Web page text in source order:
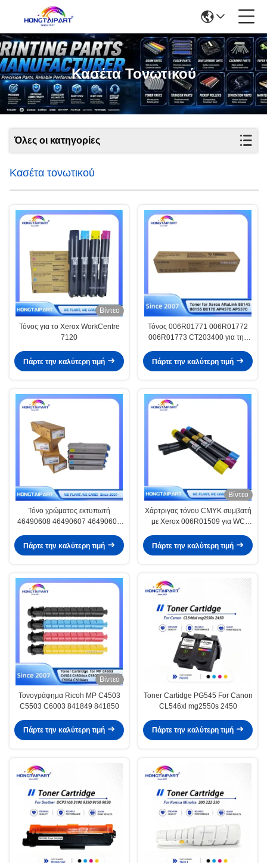
Κασέτα Τονωτικού
Όλες οι κατηγορίες
Κασέτα τονωτικού
Βίντεο
Τόνος για το Xerox WorkCentre
7120
Πάρτε την καλύτερη τιμή
Τόνος 006R01771 006R01772
006R01773 CT203400 για την
Πάρτε την καλύτερη τιμή
Τόνο χρώματος εκτυπωτή
46490608 46490607 46490606
C532 C532dn MC563 MC573
MC573dn Τόνο κιτ
Πάρτε την καλύτερη τιμή
Βίντεο
Χάρτριγας τόνου CMYK συμβατή
με Xerox 006R01509 για WC
Πάρτε την καλύτερη τιμή
Βίντεο
Τονογράφημα Ricoh MP C4503
C5503 C6003 841849 841850
Πάρτε την καλύτερη τιμή
Toner Cartidge PG545 For Canon
CL546xl mg2550s 2450
Πάρτε την καλύτερη τιμή